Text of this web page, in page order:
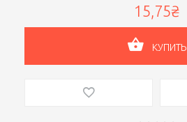
15,75₴
КУПИТЬ